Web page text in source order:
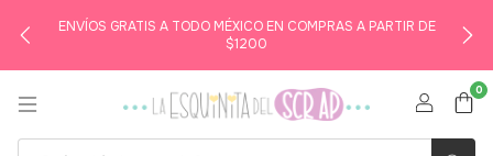
ENVÍOS GRATIS A TODO MÉXICO EN COMPRAS A PARTIR DE
$1200
0